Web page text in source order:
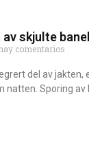
skjulte
comentarios
del av
natten. Sporing av